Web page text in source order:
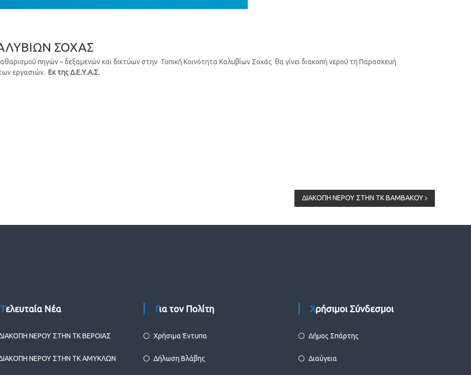
ΣΟΧΑΣ
πηγών – δεξαμενών και δικτύων στην Τοπική Κοινότητα Καλυβίων Σοχάς θα γίνει διακοπή νερού τη Παρασκευή
εργασιών. Εκ της Δ.Ε.Υ.Α.Σ.
ΔΙΑΚΟΠΗ ΝΕΡΟΥ ΣΤΗΝ ΤΚ ΒΑΜΒΑΚΟΥ
Τελευταία Νέα
ΝΕΡΟΥ ΣΤΗΝ ΤΚ ΒΕΡΟΙΑΣ
ΝΕΡΟΥ ΣΤΗΝ ΤΚ ΑΜΥΚΛΩΝ
Για τον Πολίτη
Χρήσιμα Έντυπα
Δήλωση Βλάβης
Χρήσιμοι Σύνδεσμοι
Δήμος Σπάρτης
Διαύγεια